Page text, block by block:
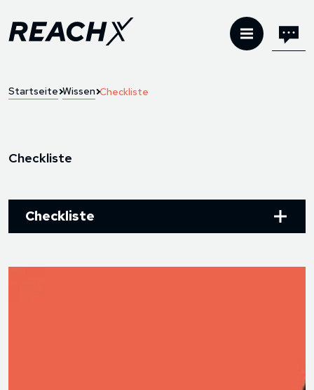
Startseite Wissen Checkliste
Checkliste
Checkliste